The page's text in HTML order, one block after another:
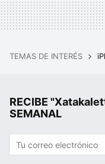
TEMAS DE INTERÉS
RECIBE
SEMANAL